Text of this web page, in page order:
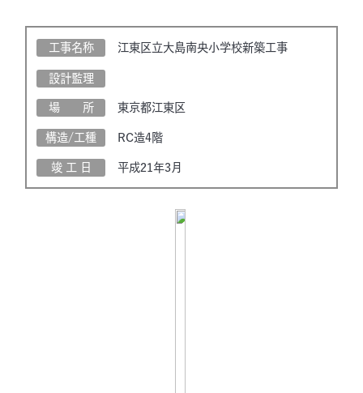
工事名称 江東区立大島南央小学校新築工事
設計監理
場 所 東京都江東区
構造/工種 RC造4階
竣 工 日 平成21年3月